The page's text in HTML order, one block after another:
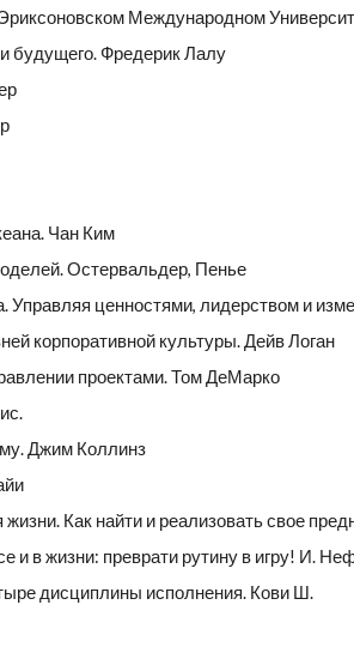
Международном
будущего. Фредерик Лалу
Чан Ким
Остервальдер, Пенье
Управляя ценностями, лидерством и
корпоративной культуры. Дейв Логан
проектами. Том ДеМарко
Джим Коллинз
Как найти и реализовать свое
и в жизни: преврати рутину в игру! И.
дисциплины исполнения. Кови Ш.